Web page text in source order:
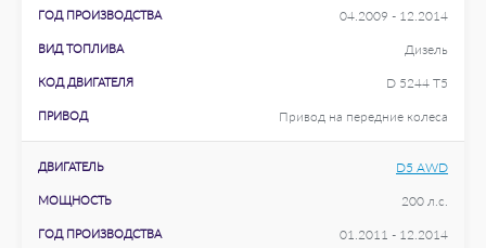
ГОД ПРОИЗВОДСТВА 04.2009 - 12.2014
ВИД ТОПЛИВА Дизель
КОД ДВИГАТЕЛЯ D 5244 T5
ПРИВОД Привод на передние колеса
ДВИГАТЕЛЬ D5 AWD
МОЩНОСТЬ 200 л.с.
ГОД ПРОИЗВОДСТВА 01.2011 - 12.2014